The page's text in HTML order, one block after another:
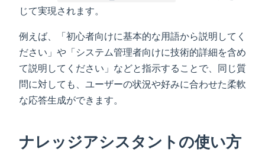
じて実現されます。
例えば、「初心者向けに基本的な用語から説明してく
ださい」や「システム管理者向けに技術的詳細を含め
て説明してください」などと指示することで、同じ質
問に対しても、ユーザーの状況や好みに合わせた柔軟
な応答生成ができます。
ナレッジアシスタントの使い方